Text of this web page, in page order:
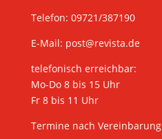
Telefon: 09721/387190
E-Mail: post@revista.de
telefonisch erreichbar:
Mo-Do 8 bis 15 Uhr
Fr 8 bis 11 Uhr
Termine nach Vereinbarung